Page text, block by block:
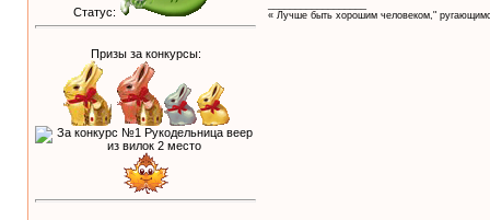
Статус:
Призы за конкурсы:
« Лучше быть хорошим человеком,"